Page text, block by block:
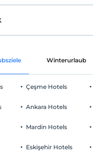
verboten
Gemeinschaftsräume
Parken
Kostenlos Parkplatz,
für Kleinkinder bis zum
Winterurlaub
Çeşme Hotels
Ankara Hotels
Mardin Hotels
Eskişehir Hotels